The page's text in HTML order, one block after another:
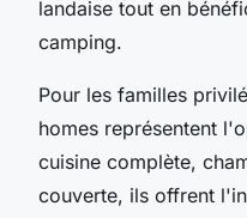
landaise tout en
camping.
Pour les familles
homes représentent
cuisine complète,
couverte, ils offrent